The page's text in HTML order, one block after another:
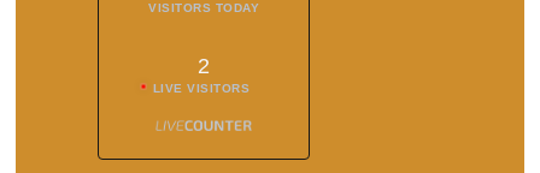
VISITORS TODAY
2
LIVE VISITORS